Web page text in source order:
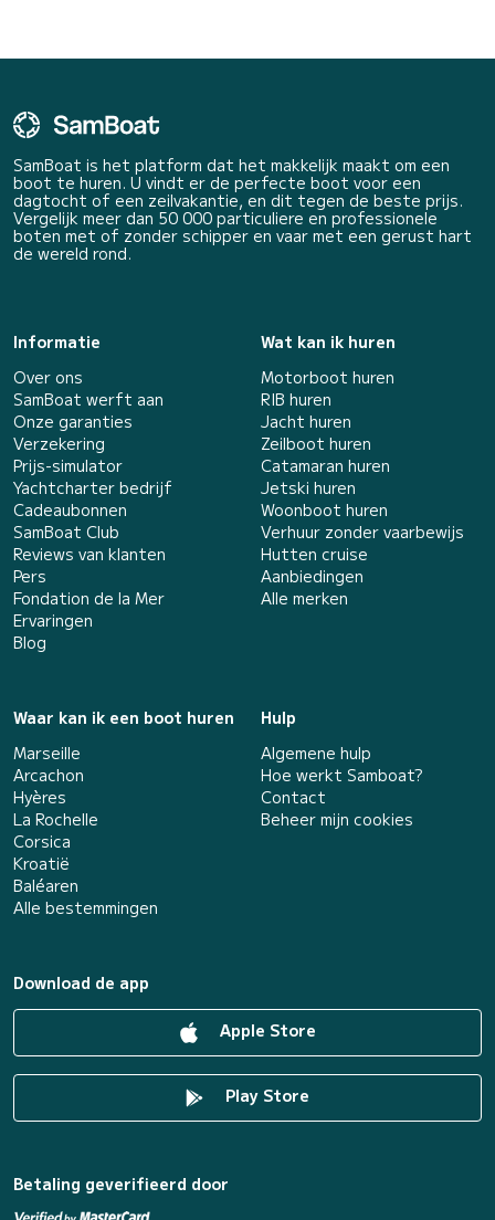
SamBoat is het platform dat het makkelijk maakt om een
boot te huren. U vindt er de perfecte boot voor een
dagtocht of een zeilvakantie, en dit tegen de beste prijs.
Vergelijk meer dan 50 000 particuliere en professionele
boten met of zonder schipper en vaar met een gerust hart
de wereld rond.
Informatie
Over ons
SamBoat werft aan
Onze garanties
Verzekering
Prijs-simulator
Yachtcharter bedrijf
Cadeaubonnen
SamBoat Club
Reviews van klanten
Pers
Fondation de la Mer
Ervaringen
Blog
Wat kan ik huren
Motorboot huren
RIB huren
Jacht huren
Zeilboot huren
Catamaran huren
Jetski huren
Woonboot huren
Verhuur zonder vaarbewijs
Hutten cruise
Aanbiedingen
Alle merken
Waar kan ik een boot huren
Marseille
Arcachon
Hyères
La Rochelle
Corsica
Kroatië
Baléaren
Alle bestemmingen
Hulp
Algemene hulp
Hoe werkt Samboat?
Contact
Beheer mijn cookies
Download de app
Apple Store
Play Store
Betaling geverifieerd door